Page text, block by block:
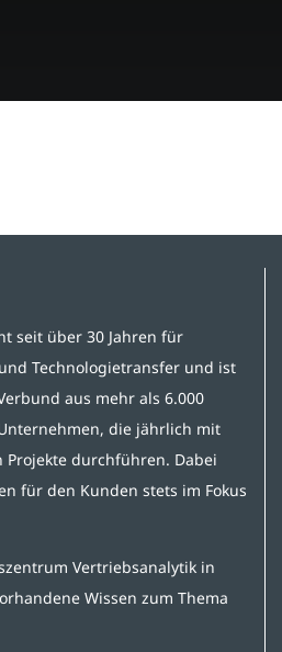
seit über 30 Jahren für
Technologietransfer und ist
aus mehr als 6.000
die jährlich mit
Projekte durchführen. Dabei
für den Kunden stets im Fokus
Vertriebsanalytik in
Wissen zum Thema